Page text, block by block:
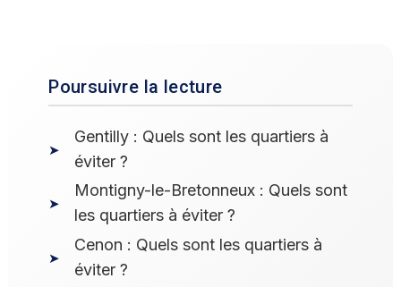
Poursuivre la lecture
Gentilly : Quels sont les quartiers à
éviter ?
Montigny-le-Bretonneux : Quels sont
les quartiers à éviter ?
Cenon : Quels sont les quartiers à
éviter ?